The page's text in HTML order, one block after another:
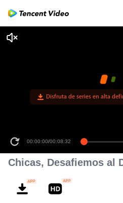
Disfruta de series en alta
00:00:00/00:08:32
Chicas, Desafiemos al